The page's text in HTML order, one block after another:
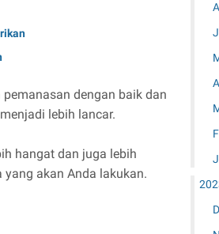
dengan baik dan
lebih lancar.
hangat dan juga lebih
akan Anda lakukan.